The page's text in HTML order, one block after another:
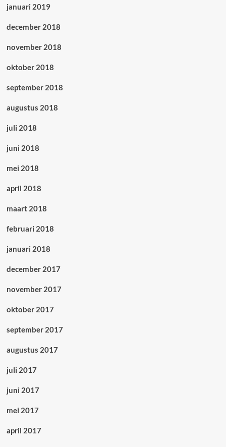
januari 2019
december 2018
november 2018
oktober 2018
september 2018
augustus 2018
juli 2018
juni 2018
mei 2018
april 2018
maart 2018
februari 2018
januari 2018
december 2017
november 2017
oktober 2017
september 2017
augustus 2017
juli 2017
juni 2017
mei 2017
april 2017